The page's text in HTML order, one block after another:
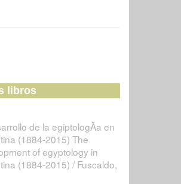
libros
de la egiptologÃ­a en
(1884-2015) The
of egyptology in
(1884-2015) / Fuscaldo,